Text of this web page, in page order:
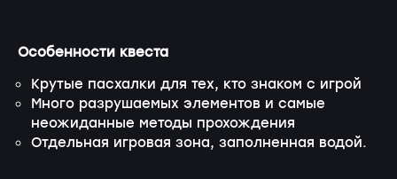
Особенности квеста
Крутые пасхалки для тех, кто знаком с игрой
Много разрушаемых элементов и самые
неожиданные методы прохождения
Отдельная игровая зона, заполненная водой.